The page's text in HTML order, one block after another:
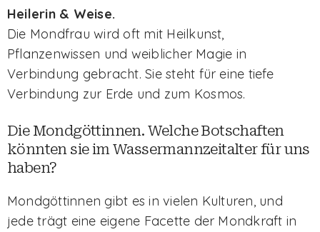
Heilerin & Weise.
Die Mondfrau wird oft mit Heilkunst,
Pflanzenwissen und weiblicher Magie in
Verbindung gebracht. Sie steht für eine tiefe
Verbindung zur Erde und zum Kosmos.
Die Mondgöttinnen. Welche Botschaften
könnten sie im Wassermannzeitalter für uns
haben?
Mondgöttinnen gibt es in vielen Kulturen, und
jede trägt eine eigene Facette der Mondkraft in